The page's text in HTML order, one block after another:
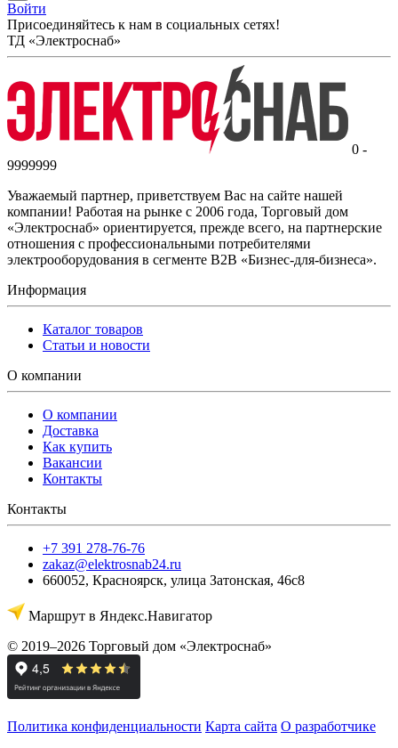
Войти
Присоединяйтесь к нам в социальных сетях!
ТД «Электроснаб»
0 -
9999999
Уважаемый партнер, приветствуем Вас на сайте нашей
компании! Работая на рынке с 2006 года, Торговый дом
«Электроснаб» ориентируется, прежде всего, на партнерские
отношения с профессиональными потребителями
электрооборудования в сегменте B2B «Бизнес-для-бизнеса».
Информация
Каталог товаров
Статьи и новости
О компании
О компании
Доставка
Как купить
Вакансии
Контакты
Контакты
+7 391 278-76-76
zakaz@elektrosnab24.ru
660052, Красноярск, улица Затонская, 46с8
Маршрут в Яндекс.Навигатор
© 2019–2026 Торговый дом «Электроснаб»
Политика конфиденциальности Карта сайта О разработчике